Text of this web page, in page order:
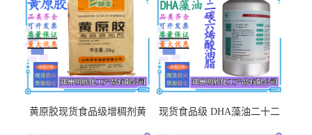
黄原胶现货食品级增稠剂黄
现货食品级 DHA藻油二十二